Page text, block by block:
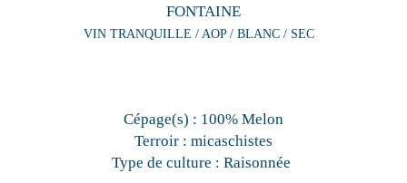
FONTAINE
VIN TRANQUILLE / AOP / BLANC / SEC
Cépage(s) : 100% Melon
Terroir : micaschistes
Type de culture : Raisonnée